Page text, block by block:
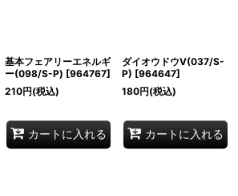
基本フェアリーエネルギ
ー(098/S-P) [964767]
210円(税込)
カートに入れる
ダイオウドウV(037/S-
P) [964647]
180円(税込)
カートに入れる